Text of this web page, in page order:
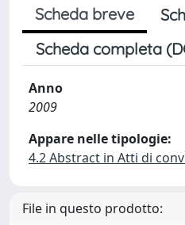
Scheda breve
Scheda completa
Anno
2009
Appare nelle tipologie:
4.2 Abstract in Atti di
File in questo prodotto: